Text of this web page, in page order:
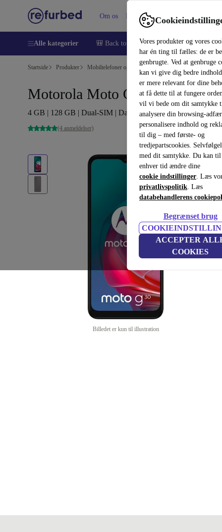
Vores produkter og vores
har én ting til fælles: de er
genbrugte. Ved at genbruge
kan vi give dig bedre
er mere relevant for dine
at få dette til at fungere
vil vi bede om dit samtykke
analysere din browsing-
personalisere indhold og
til dig – med første- og
tredjepartscookies.
med dit samtykke. Du kan til
enhver tid ændre dine
cookie indstillinger. Læs
privatlivspolitik. Læs
databehandlerens
Begrænset brug
ACCEPTER
COOKIES
Om os Hjælp
Alle kategorier 🎒 Back to school Smartphones
Startside Produkter Mobiltelefoner og smartphones Motorola,
Motorola Moto G30
4 GB | 128 GB | Dual-SIM | Dark Pearl
(4 anmeldelser)
Billedet er kun til illustration